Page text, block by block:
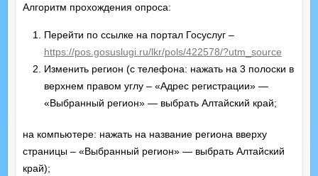
Алгоритм прохождения опроса:
Перейти по ссылке на портал Госуслуг –
https://pos.gosuslugi.ru/lkr/pols/422578/?utm_source
Изменить регион (с телефона: нажать на 3 полоски в
верхнем правом углу – «Адрес регистрации» —
«Выбранный регион» — выбрать Алтайский край;
на компьютере: нажать на название региона вверху
страницы – «Выбранный регион» — выбрать Алтайский
край);